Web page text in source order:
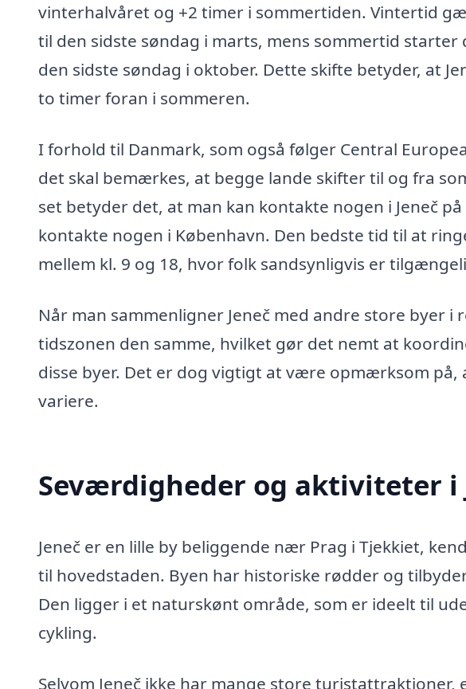
vinterhalvåret og +2 timer i sommertiden. Vintertid
til den sidste søndag i marts, mens sommertid
den sidste søndag i oktober. Dette skifte betyder, at
to timer foran i sommeren.
I forhold til Danmark, som også følger Central
det skal bemærkes, at begge lande skifter til og fra
set betyder det, at man kan kontakte nogen i Jeneč
kontakte nogen i København. Den bedste tid til at
mellem kl. 9 og 18, hvor folk sandsynligvis er
Når man sammenligner Jeneč med andre store byer i
tidszonen den samme, hvilket gør det nemt at
disse byer. Det er dog vigtigt at være opmærksom
variere.
Seværdigheder og aktiviteter i
Jeneč er en lille by beliggende nær Prag i Tjekkiet,
til hovedstaden. Byen har historiske rødder og
Den ligger i et naturskønt område, som er ideelt til
cykling.
Selvom Jeneč ikke har mange store